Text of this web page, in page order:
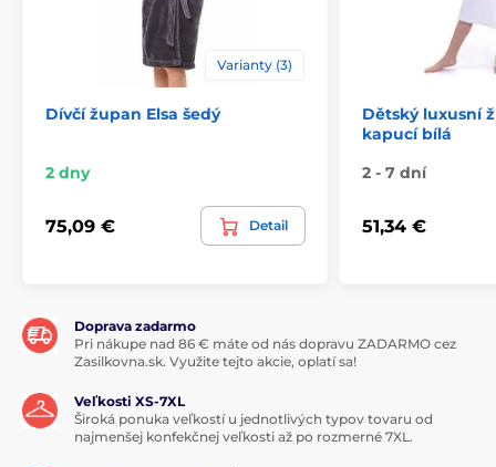
Varianty (3)
Dívčí župan Elsa šedý
2 dny
75,09 € Detail
Dětský luxusní
kapucí bílá
2 - 7 dní
51,34 €
Doprava zadarmo
Pri nákupe nad 86 € máte od nás dopravu ZADARMO cez
Zasilkovna.sk. Využite tejto akcie, oplatí sa!
Veľkosti XS-7XL
Široká ponuka veľkostí u jednotlivých typov tovaru od
najmenšej konfekčnej veľkosti až po rozmerné 7XL.